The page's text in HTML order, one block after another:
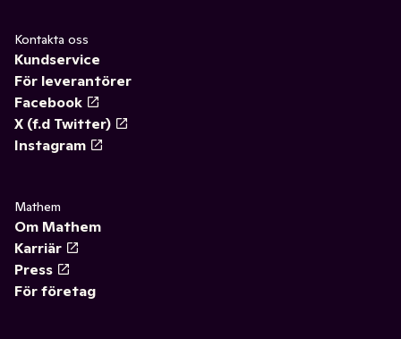
Kontakta oss
Kundservice
För leverantörer
Facebook
X (f.d Twitter)
Instagram
Mathem
Om Mathem
Karriär
Press
För företag